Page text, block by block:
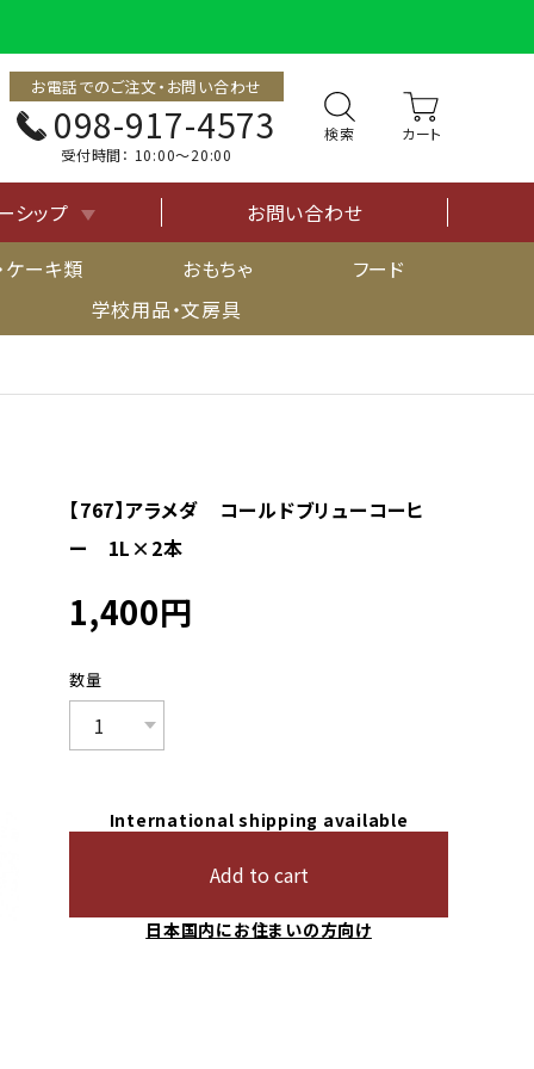
お電話でのご注文・お問い合わせ
098-917-4573
受付時間： 10:00〜20:00
検索
シップ
ついて
お問い合わせ
ケーキ類 おもちゃ
フード
学校用品・文房具
【767】アラメダ コールドブリューコーヒ
ー 1L×2本
1,400円
数量
International shipping available
Add to cart
日本国内にお住まいの方向け